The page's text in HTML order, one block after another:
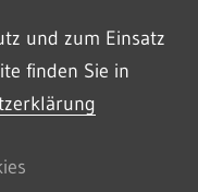
und zum Einsatz
finden Sie in